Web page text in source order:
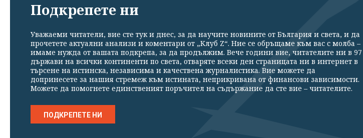
Подкрепете ни
Уважаеми читатели, вие сте тук и днес, за да научите новините от България и света, и да
прочетете актуални анализи и коментари от „Клуб Z“. Ние се обръщаме към вас с молба –
имаме нужда от вашата подкрепа, за да продължим. Вече години вие, читателите ни в 97
държави на всички континенти по света, отваряте всеки ден страницата ни в интернет в
търсене на истинска, независима и качествена журналистика. Вие можете да
допринесете за нашия стремеж към истината, неприкривана от финансови зависимости.
Можете да помогнете единственият поръчител на съдържание да сте вие – читателите.
ПОДКРЕПЕТЕ НИ